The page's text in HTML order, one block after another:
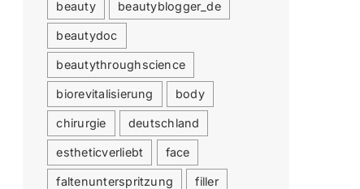
beauty beautyblogger_de
beautydoc
beautythroughscience
biorevitalisierung body
chirurgie deutschland
estheticverliebt face
faltenunterspritzung filler